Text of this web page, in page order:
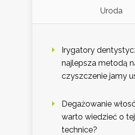
Uroda
Irygatory
najlepsza metodą
czyszczenie jamy
Degażowanie
warto wiedzieć o tej
technice?